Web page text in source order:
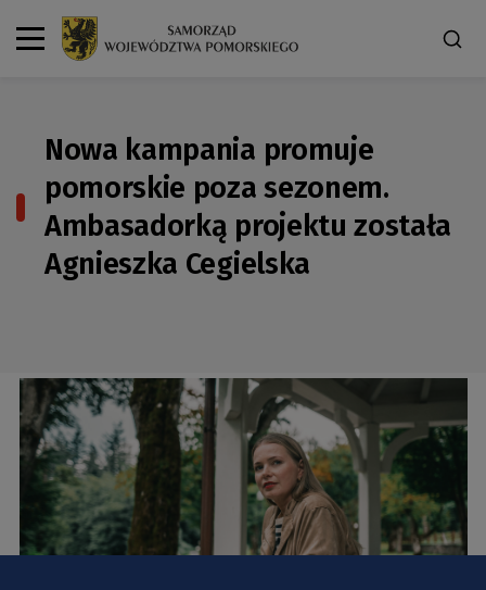
Nowa kampania promuje
pomorskie poza sezonem.
Ambasadorką projektu została
Agnieszka Cegielska